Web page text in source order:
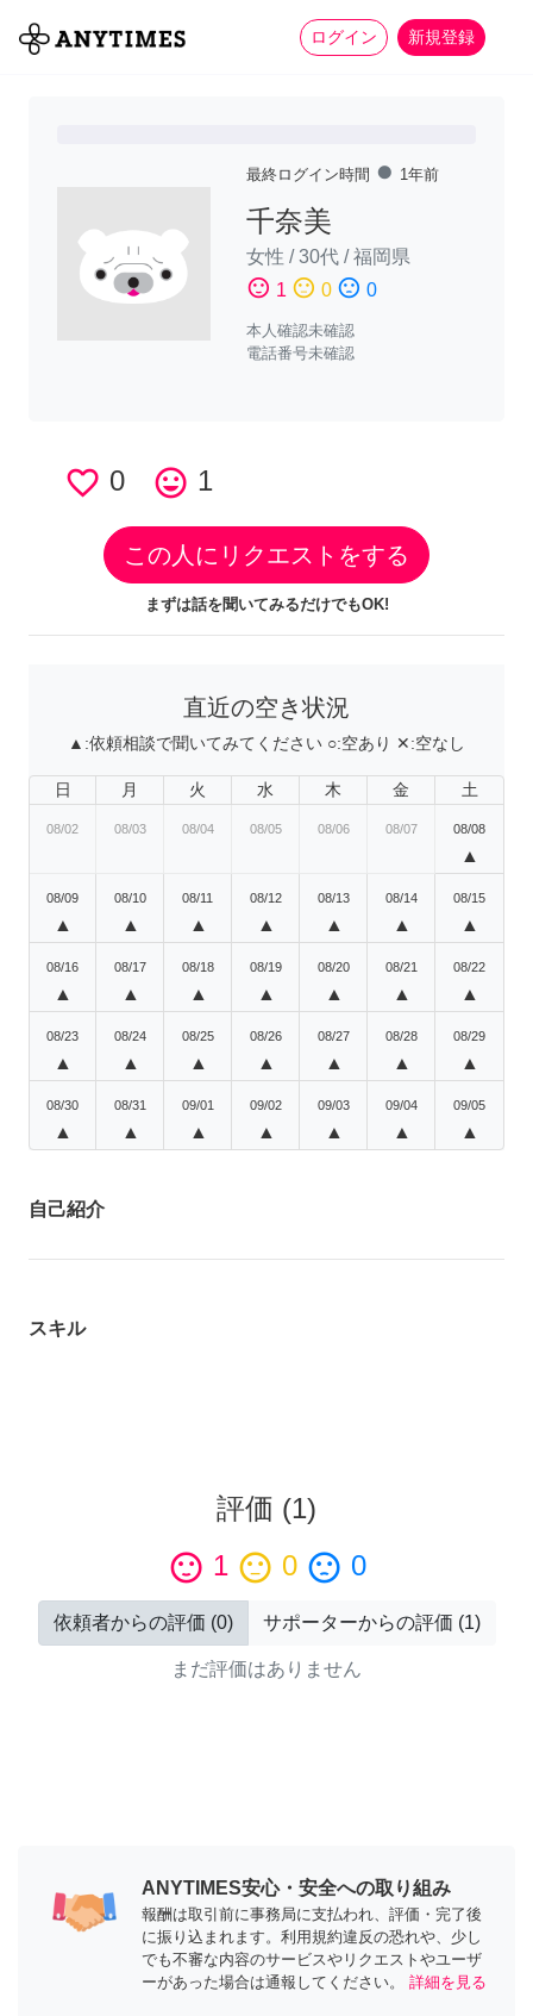
ログイン 新規登録
全て 家事 more_horiz
最終ログイン時間 fiber_manual_record 1年前
千奈美
女性 /30代 /福岡県
sentiment_satisfied 1 sentiment_neutral 0 sentiment_dissatisfied 0
本人確認未確認
電話番号未確認
favorite_border 0 tag_faces 1
この人にリクエストをする
まずは話を聞いてみるだけでもOK!
直近の空き状況
▲:依頼相談で聞いてみてください ○:空あり ✕:空なし
日 月 火 水 木 金 土
08/02 08/03 08/04 08/05 08/06 08/07 08/08
▲
08/09
▲
08/10
▲
08/11
▲
08/12
▲
08/13
▲
08/14
▲
08/15
▲
08/16
▲
08/17
▲
08/18
▲
08/19
▲
08/20
▲
08/21
▲
08/22
▲
08/23
▲
08/24
▲
08/25
▲
08/26
▲
08/27
▲
08/28
▲
08/29
▲
08/30
▲
08/31
▲
09/01
▲
09/02
▲
09/03
▲
09/04
▲
09/05
▲
自己紹介
スキル
評価 (1)
sentiment_satisfied 1 sentiment_neutral 0 sentiment_dissatisfied 0
依頼者からの評価 (0) サポーターからの評価 (1)
まだ評価はありません
ANYTIMES安心・安全への取り組み
報酬は取引前に事務局に支払われ、評価・完了後
に振り込まれます。利用規約違反の恐れや、少し
でも不審な内容のサービスやリクエストやユーザ
ーがあった場合は通報してください。
詳細を見る